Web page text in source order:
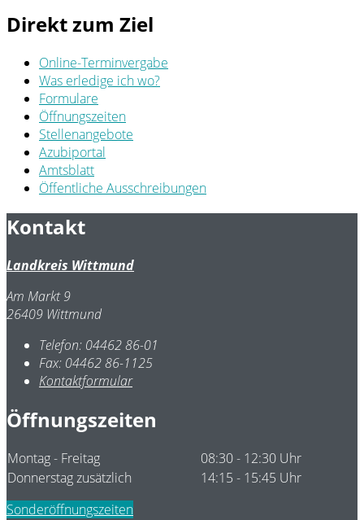
Direkt zum Ziel
Online-Terminvergabe
Was erledige ich wo?
Formulare
Öffnungszeiten
Stellenangebote
Azubiportal
Amtsblatt
Öffentliche Ausschreibungen
Kontakt
Landkreis Wittmund
Am Markt 9
26409 Wittmund
Telefon: 04462 86-01
Fax: 04462 86-1125
Kontaktformular
Öffnungszeiten
Montag - Freitag
08:30 - 12:30 Uhr
Donnerstag zusätzlich
14:15 - 15:45 Uhr
Sonderöffnungszeiten